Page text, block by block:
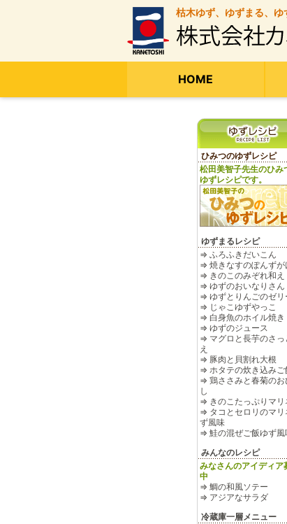
枯木ゆず、ゆずまる、
HOME
ひみつのゆずレシピ
松田美智子先生のひみ
ゆずレシピです。
ゆずまるレシピ
⇒ ふろふきだいこん
⇒ 焼きなすのぽんずが
⇒ きのこのみぞれ和え
⇒ ゆずのおいなりさん
⇒ ゆずとりんごのゼリ
⇒ じゃこゆずやっこ
⇒ 白身魚のホイル焼き
⇒ ゆずのジュース
⇒ マグロと長芋のさっ
え
⇒ 豚肉と貝割れ大根
⇒ ホタテの炊き込みご
⇒ 鶏ささみと春菊のお
し
⇒ きのこたっぷりマリ
⇒ タコとセロリのマリ
ず風味
⇒ 鮭の混ぜご飯ゆず風
みんなのレシピ
みなさんのアイディア
中
⇒ 鯛の和風ソテー
⇒ アジアなサラダ
冷蔵庫一層メニュー